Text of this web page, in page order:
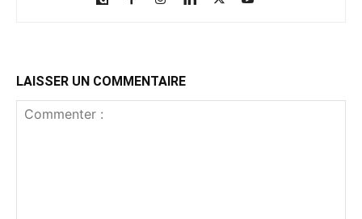
LAISSER UN COMMENTAIRE